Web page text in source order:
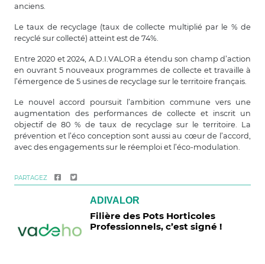
anciens.
Le taux de recyclage (taux de collecte multiplié par le % de
recyclé sur collecté) atteint est de 74%.
Entre 2020 et 2024, A.D.I.VALOR a étendu son champ d’action
en ouvrant 5 nouveaux programmes de collecte et travaille à
l’émergence de 5 usines de recyclage sur le territoire français.
Le nouvel accord poursuit l’ambition commune vers une
augmentation des performances de collecte et inscrit un
objectif de 80 % de taux de recyclage sur le territoire. La
prévention et l’éco conception sont aussi au cœur de l’accord,
avec des engagements sur le réemploi et l’éco-modulation.
PARTAGEZ
ADIVALOR
Filière des Pots Horticoles
Professionnels, c’est signé !